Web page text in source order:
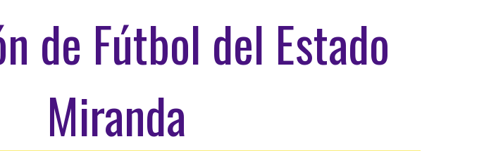
de Fútbol del Estado
Miranda